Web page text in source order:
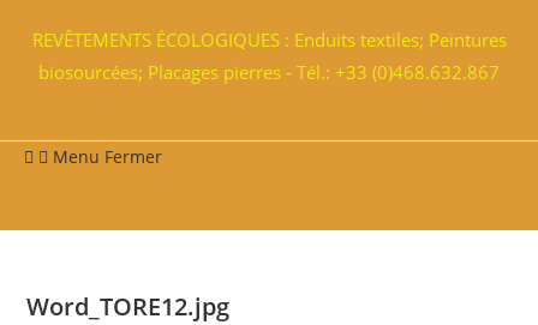
REVÊTEMENTS ÉCOLOGIQUES : Enduits textiles; Peintures
biosourcées; Placages pierres - Tél.: +33 (0)468.632.867
Menu Fermer
Word_TORE12.jpg